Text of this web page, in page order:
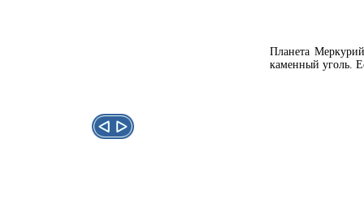
Планета
каменный уголь.